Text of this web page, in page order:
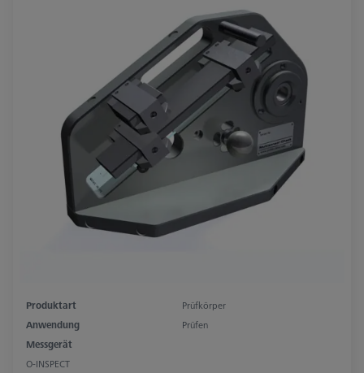
Produktart
Prüfkörper
Anwendung
Prüfen
Messgerät
O-INSPECT